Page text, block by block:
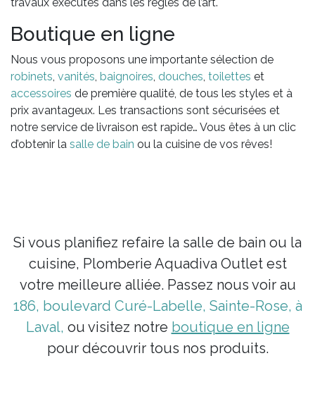
Boutique en ligne
Nous vous proposons une importante sélection de
robinets, vanités, baignoires, douches, toilettes et
accessoires de première qualité, de tous les styles et à
prix avantageux. Les transactions sont sécurisées et
notre service de livraison est rapide… Vous êtes à un clic
d’obtenir la salle de bain ou la cuisine de vos rêves!
Si vous planifiez refaire la salle de bain ou la
cuisine, Plomberie Aquadiva Outlet est
votre meilleure alliée. Passez nous voir au
186, boulevard Curé-Labelle, Sainte-Rose, à
Laval, ou visitez notre boutique en ligne
pour découvrir tous nos produits.